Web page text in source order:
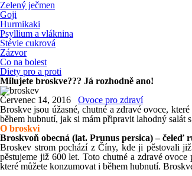
Zelený ječmen
Goji
Hurmikaki
Psyllium a vláknina
Stévie cukrová
Zázvor
Co na bolest
Diety pro a proti
Milujete broskve??? Já rozhodně ano!
Červenec 14, 2016
Ovoce pro zdraví
Broskve jsou úžasné, chutné a zdravé ovoce,
během hubnutí, jak si mám připravit lahodný salát
O broskvi
Broskvoň obecná (lat. Prunus persica) – čeleď
Broskev strom pochází z Číny, kde ji pěstovali
pěstujeme již 600 let. Toto chutné a zdravé
které můžete konzumovat i během hubnutí.